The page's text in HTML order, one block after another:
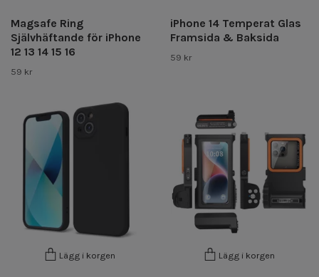
Magsafe Ring
Självhäftande för iPhone
12 13 14 15 16
59 kr
iPhone 14 Temperat Glas
Framsida & Baksida
59 kr
Lägg i korgen Lägg i korgen